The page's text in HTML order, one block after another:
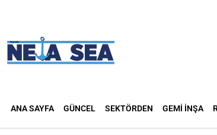
ANA SAYFA GÜNCEL SEKTÖRDEN GEMI İNŞA